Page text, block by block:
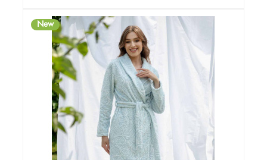
New